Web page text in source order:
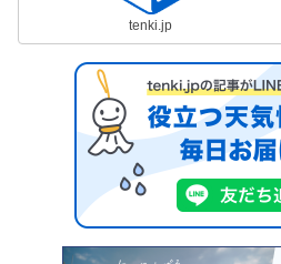
tenki.jp